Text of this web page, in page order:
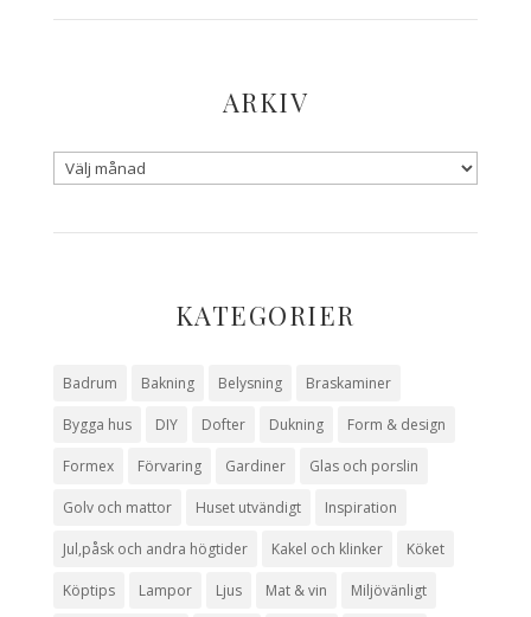
ARKIV
KATEGORIER
Badrum Bakning Belysning Braskaminer
Bygga hus DIY Dofter Dukning Form & design
Formex Förvaring Gardiner Glas och porslin
Golv och mattor Huset utvändigt Inspiration
Jul,påsk och andra högtider Kakel och klinker Köket
Köptips Lampor Ljus Mat & vin Miljövänligt